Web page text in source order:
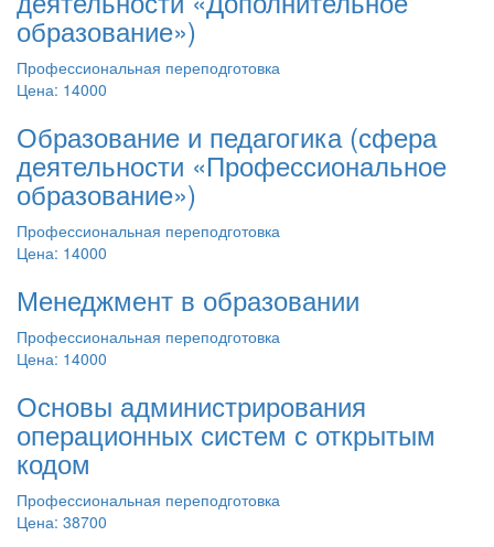
образование»)
Профессиональная переподготовка
Цена: 14000
Образование и педагогика (сфера
деятельности «Профессиональное
образование»)
Профессиональная переподготовка
Цена: 14000
Менеджмент в образовании
Профессиональная переподготовка
Цена: 14000
Основы администрирования
операционных систем с открытым
кодом
Профессиональная переподготовка
Цена: 38700